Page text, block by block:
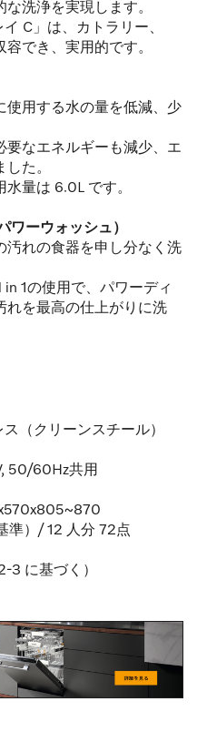
洗浄を実現します。
C」は、カトラリー、
でき、実用的です。
用する水の量を低減、少
なエネルギーも減少、エ
た。
量は 6.0L です。
ーウォッシュ）
れの食器を申し分なく洗
1の使用で、パワーディ
れを最高の仕上がりに洗
（クリーンスチール）
50/60Hz共用
準）/ 12 人分 72点
3 に基づく）